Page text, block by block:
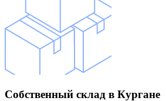
Собственный склад в Кургане